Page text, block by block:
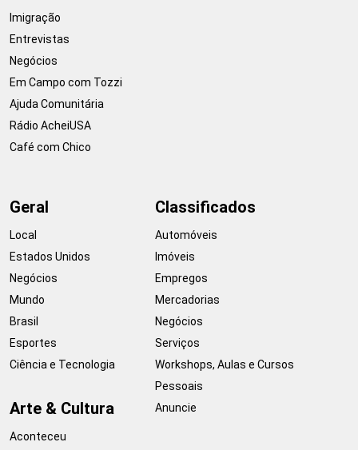
Imigração
Entrevistas
Negócios
Em Campo com Tozzi
Ajuda Comunitária
Rádio AcheiUSA
Café com Chico
Geral
Local
Estados Unidos
Negócios
Mundo
Brasil
Esportes
Ciência e Tecnologia
Arte & Cultura
Aconteceu
Classificados
Automóveis
Imóveis
Empregos
Mercadorias
Negócios
Serviços
Workshops, Aulas e Cursos
Pessoais
Anuncie